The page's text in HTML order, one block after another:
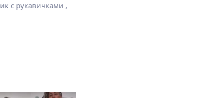
с рукавичками ,